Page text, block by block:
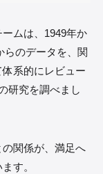
ムは、1949年か
らのデータを、関
系的にレビュー
研究を調べまし
関係が、満足へ
す。